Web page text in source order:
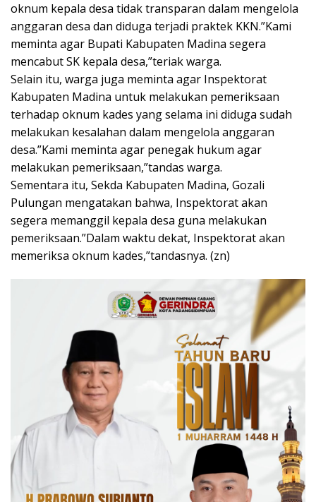
oknum kepala desa tidak transparan dalam mengelola
anggaran desa dan diduga terjadi praktek KKN.”Kami
meminta agar Bupati Kabupaten Madina segera
mencabut SK kepala desa,”teriak warga.
Selain itu, warga juga meminta agar Inspektorat
Kabupaten Madina untuk melakukan pemeriksaan
terhadap oknum kades yang selama ini diduga sudah
melakukan kesalahan dalam mengelola anggaran
desa.”Kami meminta agar penegak hukum agar
melakukan pemeriksaan,”tandas warga.
Sementara itu, Sekda Kabupaten Madina, Gozali
Pulungan mengatakan bahwa, Inspektorat akan
segera memanggil kepala desa guna melakukan
pemeriksaan.”Dalam waktu dekat, Inspektorat akan
memeriksa oknum kades,”tandasnya. (zn)